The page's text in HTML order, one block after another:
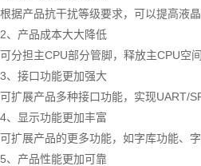
根据产品抗干扰等级要求，可以提高液
2、产品成本大大降低
可分担主CPU部分管脚，释放主CPU空
3、接口功能更加强大
可扩展产品多种接口功能，实现UART/
4、显示功能更加丰富
可扩展产品的更多功能，如字库功能、
5、产品性能更加可靠